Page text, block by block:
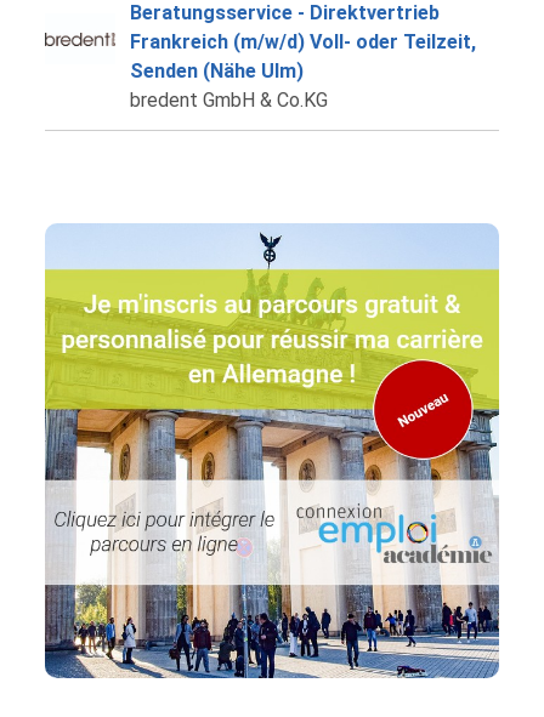
Beratungsservice - Direktvertrieb
Frankreich (m/w/d) Voll- oder Teilzeit,
Senden (Nähe Ulm)
bredent GmbH & Co.KG